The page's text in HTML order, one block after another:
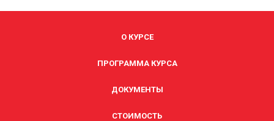
О КУРСЕ
ПРОГРАММА КУРСА
ДОКУМЕНТЫ
СТОИМОСТЬ